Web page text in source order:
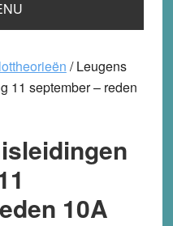
/Leugens
11 september – reden
10A